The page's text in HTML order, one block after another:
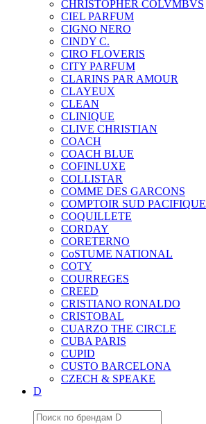
CHRISTOPHER COLVMBVS
CIEL PARFUM
CIGNO NERO
CINDY C.
CIRO FLOVERIS
CITY PARFUM
CLARINS PAR AMOUR
CLAYEUX
CLEAN
CLINIQUE
CLIVE CHRISTIAN
COACH
COACH BLUE
COFINLUXE
COLLISTAR
COMME DES GARCONS
COMPTOIR SUD PACIFIQUE
COQUILLETE
CORDAY
CORETERNO
CoSTUME NATIONAL
COTY
COURREGES
CREED
CRISTIANO RONALDO
CRISTOBAL
CUARZO THE CIRCLE
CUBA PARIS
CUPID
CUSTO BARCELONA
CZECH & SPEAKE
D